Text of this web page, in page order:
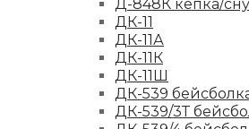
Д-848К кепка/
ДК-11
ДК-11А
ДК-11К
ДК-11Ш
ДК-539
ДК-539/3Т